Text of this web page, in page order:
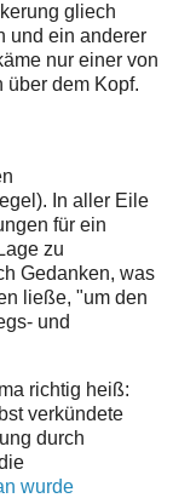
gliech
und ein anderer
nur einer von
dem Kopf.
In aller Eile
für ein
zu
Gedanken, was
ließe, "um den
und
richtig heiß:
verkündete
durch
wurde